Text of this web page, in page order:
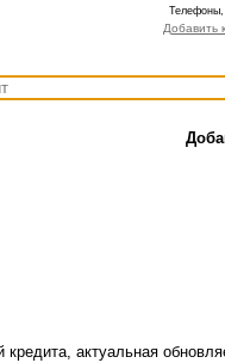
Телефоны,
Добавить
актуальная